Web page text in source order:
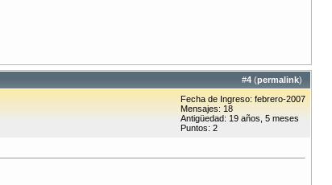
#4 (permalink)
Fecha de Ingreso: febrero-2007
Mensajes: 18
Antigüedad: 19 años, 5 meses
Puntos: 2